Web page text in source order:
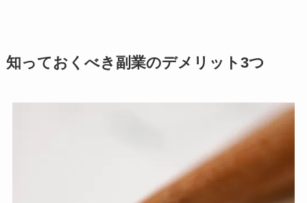
知っておくべき副業のデメリット3つ